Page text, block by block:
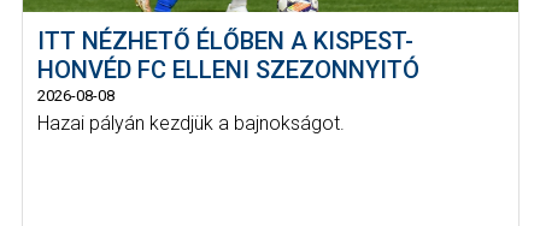
ITT NÉZHETŐ ÉLŐBEN A KISPEST-
HONVÉD FC ELLENI SZEZONNYITÓ
2026-08-08
Hazai pályán kezdjük a bajnokságot.